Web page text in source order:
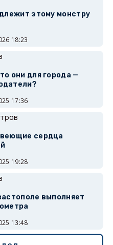
этому монстру
18:23
они для города —
17:36
сердца
19:28
выполняет
13:48